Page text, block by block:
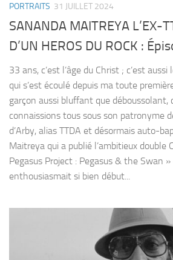
PORTRAITS 31 JUILLET 2024
SANANDA MAITREYA L’EX-
D’UN HEROS DU ROCK :
33 ans, c’est l’âge du Christ ; c’est
qui s’est écoulé depuis ma toute
garçon aussi bluffant que déboussolant,
connaissions tous sous son patronyme
d’Arby, alias TTDA et désormais auto-
Maitreya qui a publié l’ambitieux double
Pegasus Project : Pegasus & the Swan
enthousiasmait si bien début...